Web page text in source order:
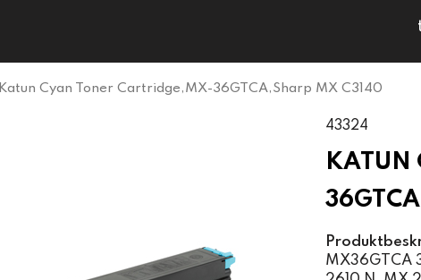
Katun Cyan Toner Cartridge,MX-36GTCA,Sharp MX C3140
43324
KATUN
MX36GTCA